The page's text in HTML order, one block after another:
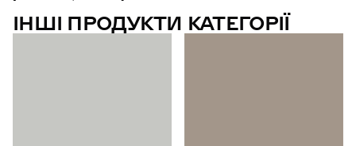
ІНШІ ПРОДУКТИ КАТЕГОРІЇ